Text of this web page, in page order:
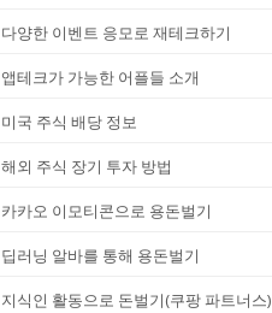
다양한 이벤트 응모로 재테크하기
앱테크가 가능한 어플들 소개
미국 주식 배당 정보
해외 주식 장기 투자 방법
카카오 이모티콘으로 용돈벌기
딥러닝 알바를 통해 용돈벌기
지식인 활동으로 돈벌기(쿠팡 파트너스)